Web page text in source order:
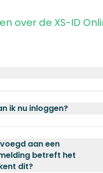
over de XS-ID
ik nu inloggen?
aan een
betreft het
dit?